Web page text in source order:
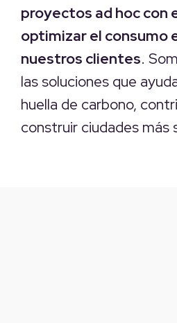
proyectos ad hoc con
optimizar el consumo
nuestros clientes.
las soluciones que
huella de carbono,
construir ciudades más